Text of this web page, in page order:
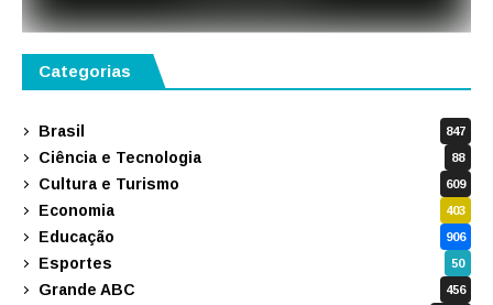
Categorias
Brasil 847
Ciência e Tecnologia 88
Cultura e Turismo 609
Economia 403
Educação 906
Esportes 50
Grande ABC 456